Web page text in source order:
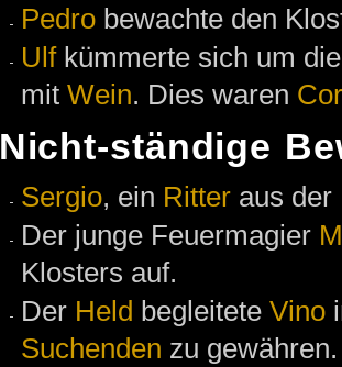
Pedro bewachte den
Ulfkümmerte sich um
mit Wein. Dies waren
Nicht-ständige
Sergio, ein Ritter aus der
Der junge Feuermagier
Klosters auf.
Der Held begleitete Vino
Suchenden zu gewähren.